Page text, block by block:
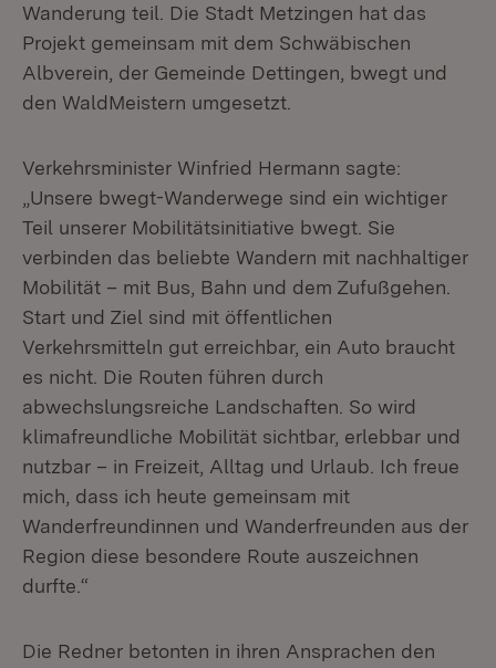
Wanderung teil. Die Stadt Metzingen hat das
Projekt gemeinsam mit dem Schwäbischen
Albverein, der Gemeinde Dettingen, bwegt und
den WaldMeistern umgesetzt.
Verkehrsminister Winfried Hermann sagte:
„Unsere bwegt-Wanderwege sind ein wichtiger
Teil unserer Mobilitätsinitiative bwegt. Sie
verbinden das beliebte Wandern mit nachhaltiger
Mobilität – mit Bus, Bahn und dem Zufußgehen.
Start und Ziel sind mit öffentlichen
Verkehrsmitteln gut erreichbar, ein Auto braucht
es nicht. Die Routen führen durch
abwechslungsreiche Landschaften. So wird
klimafreundliche Mobilität sichtbar, erlebbar und
nutzbar – in Freizeit, Alltag und Urlaub. Ich freue
mich, dass ich heute gemeinsam mit
Wanderfreundinnen und Wanderfreunden aus der
Region diese besondere Route auszeichnen
durfte.“
Die Redner betonten in ihren Ansprachen den